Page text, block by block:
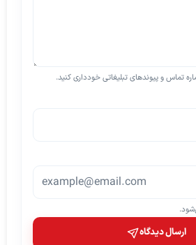
تماس و پیوندهای تبلیغاتی خودداری کنید.
ارسال دیدگاه